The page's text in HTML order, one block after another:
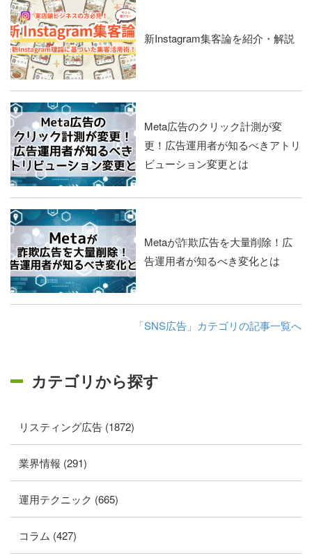
新Instagram集客論を紹介・解説
Meta広告のクリック計測が変
更！広告運用者が知るべきアトリ
ビューション変更とは
Metaが詐欺広告を大量削除！広
告運用者が知るべき変化とは
「SNS広告」カテゴリの記事一覧へ
カテゴリから探す
リスティング広告 (1872)
業界情報 (291)
運用テクニック (665)
コラム (427)